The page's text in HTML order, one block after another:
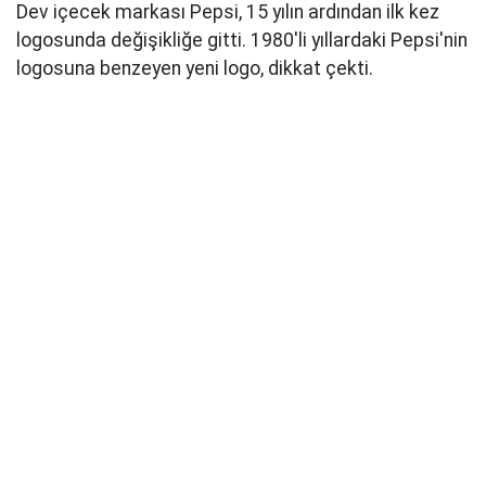
Dev içecek markası Pepsi, 15 yılın ardından ilk kez
logosunda değişikliğe gitti. 1980'li yıllardaki Pepsi'nin
logosuna benzeyen yeni logo, dikkat çekti.